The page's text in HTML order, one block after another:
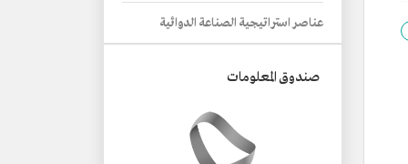
عناصر استراتيجية الصناعة الدوائية
صندوق المعلومات